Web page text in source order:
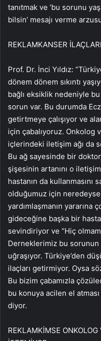
tanıtmak ve ‘bu sorunu
bilsin’ mesajı verme
REKLAMKANSER
Prof. Dr. İnci Yıldız:
dönem dönem sıkıntı
bağlı eksiklik nedeniyle
sorun var. Bu durumda
getirtmeye çalışıyor ve
için çabalıyoruz. Onkolog
içlerindeki iletişim ağı da
Bu ağ sayesinde bir
şişesinin artanını o
hastanın da
olduğumuz için
yardımlaşmanın yararına
gideceğine başka bir
sevindiriyor ve “Hiç
Derneklerimiz bu sorunun
uğraşıyor. Türkiye’den
ilaçları getirmiyor. Oysa
Bu bizim çabamızla
bu konuya acilen el
diyor.
REKLAMKİMSE